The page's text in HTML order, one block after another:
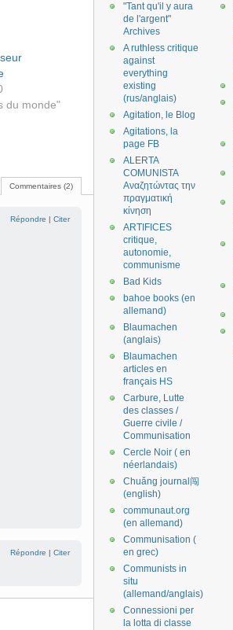
du monde"
Commentaires (2)
Répondre | Citer
Répondre | Citer
"Tant qu'il y aura
de l'argent"
Archives
A ruthless critique
against
everything
existing
(rus/anglais)
Agitation, le Blog
Agitations, la
page FB
ALERTA
COMUNISTA
Αναζητώντας την
πραγματική
κίνηση
ARTIFICES
critique,
autonomie,
communisme
Bad Kids
bahoe books (en
allemand)
Blaumachen
(anglais)
Blaumachen
articles en
français HS
Carbure, Lutte
des classes /
Guerre civile /
Communisation
Cercle Noir ( en
néerlandais)
Chuǎng journal闯
(english)
communaut.org
(en allemand)
Communisation (
en grec)
Communists in
situ
(allemand/anglais)
Connessioni per
la lotta di classe